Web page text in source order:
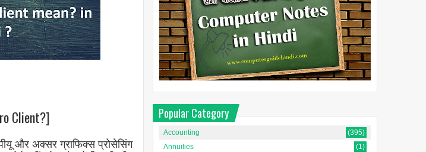
Client?]
और अक्सर ग्राफिक्स प्रोसेसिंग
Popular Category
Accounting
(395)
Annuities
(1)